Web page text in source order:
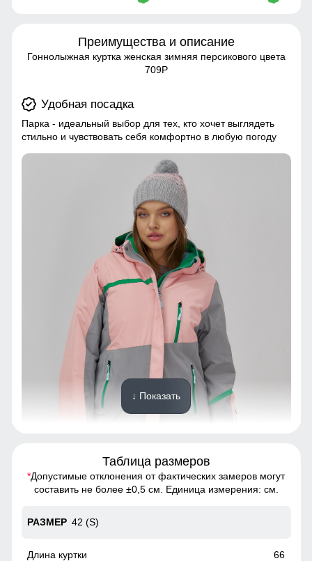
Преимущества и описание
Гоннолыжная куртка женская зимняя персикового цвета
709P
Удобная посадка
Парка - идеальный выбор для тех, кто хочет выглядеть
стильно и чувствовать себя комфортно в любую погоду
Парка - идеальный выбор для тех, кто хочет выглядеть
стильно и чувствовать себя комфортно в любую погоду
Карман ски пасс
Карман служит для хранения карточки Ski-Pass(
↓ Показать
Таблица размеров
*Допустимые отклонения от фактических замеров могут
составить не более ±0,5 см. Единица измерения: см.
42 (S)
66